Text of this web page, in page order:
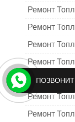
Ремонт
Ремонт
Ремонт
Ремонт
Ремонт
Ремонт
Ремонт